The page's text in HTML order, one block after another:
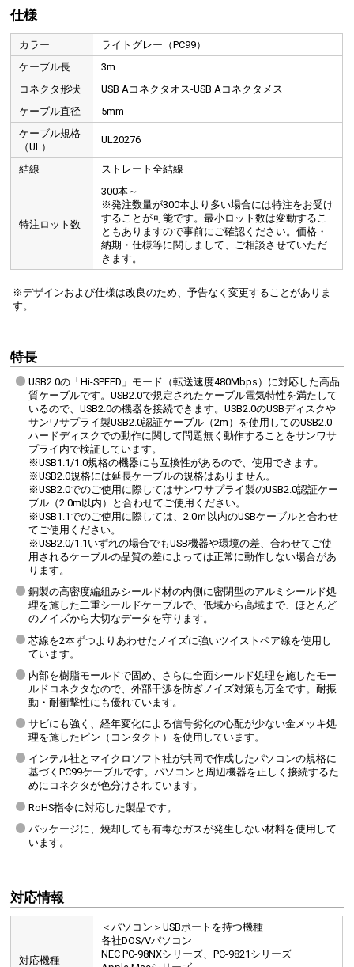
仕様
カラー
ライトグレー（PC99）
ケーブル長
3m
コネクタ形状
USB Aコネクタオス-USB Aコネクタメス
ケーブル直径
5mm
ケーブル規格
（UL）
UL20276
結線 ストレート全結線
特注ロット数
300本～
※発注数量が300本より多い場合には特注をお受け
することが可能です。最小ロット数は変動するこ
ともありますので事前にご確認ください。価格・
納期・仕様等に関しまして、ご相談させていただ
きます。
※デザインおよび仕様は改良のため、予告なく変更することがありま
す。
特長
USB2.0の「Hi-SPEED」モード（転送速度480Mbps）に対応した高品
質ケーブルです。USB2.0で規定されたケーブル電気特性を満たして
いるので、USB2.0の機器を接続できます。USB2.0のUSBディスクや
サンワサプライ製USB2.0認証ケーブル（2m）を使用してのUSB2.0
ハードディスクでの動作に関して問題無く動作することをサンワサ
プライ内で検証しています。
※USB1.1/1.0規格の機器にも互換性があるので、使用できます。
※USB2.0規格には延長ケーブルの規格はありません。
※USB2.0でのご使用に際してはサンワサプライ製のUSB2.0認証ケー
ブル（2.0m以内）と合わせてご使用ください。
※USB1.1でのご使用に際しては、2.0ｍ以内のUSBケーブルと合わせ
てご使用ください。
※USB2.0/1.1いずれの場合でもUSB機器や環境の差、合わせてご使
用されるケーブルの品質の差によっては正常に動作しない場合があ
ります。
銅製の高密度編組みシールド材の内側に密閉型のアルミシールド処
理を施した二重シールドケーブルで、低域から高域まで、ほとんど
のノイズから大切なデータを守ります。
芯線を2本ずつよりあわせたノイズに強いツイストペア線を使用し
ています。
内部を樹脂モールドで固め、さらに全面シールド処理を施したモー
ルドコネクタなので、外部干渉を防ぎノイズ対策も万全です。耐振
動・耐衝撃性にも優れています。
サビにも強く、経年変化による信号劣化の心配が少ない金メッキ処
理を施したピン（コンタクト）を使用しています。
インテル社とマイクロソフト社が共同で作成したパソコンの規格に
基づくPC99ケーブルです。パソコンと周辺機器を正しく接続するた
めにコネクタが色分けされています。
RoHS指令に対応した製品です。
パッケージに、焼却しても有毒なガスが発生しない材料を使用して
います。
対応情報
対応機種
＜パソコン＞USBポートを持つ機種
各社DOS/Vパソコン
NEC PC-98NXシリーズ、PC-9821シリーズ